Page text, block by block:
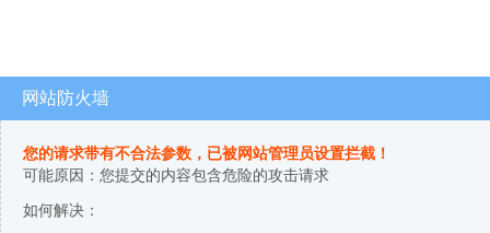
网站防火墙
您的请求带有不合法参数，已被网站管理员设置拦截！
可能原因：您提交的内容包含危险的攻击请求
如何解决：